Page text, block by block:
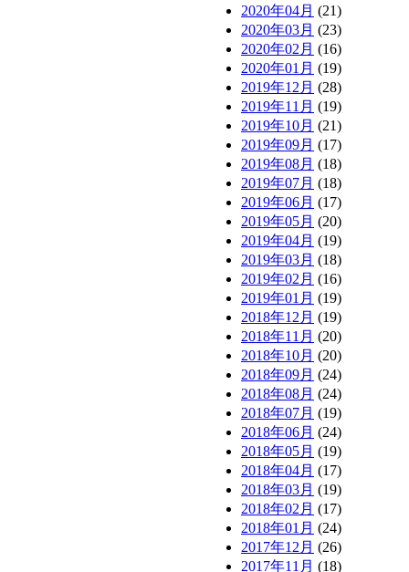
2020年04月 (21)
2020年03月 (23)
2020年02月 (16)
2020年01月 (19)
2019年12月 (28)
2019年11月 (19)
2019年10月 (21)
2019年09月 (17)
2019年08月 (18)
2019年07月 (18)
2019年06月 (17)
2019年05月 (20)
2019年04月 (19)
2019年03月 (18)
2019年02月 (16)
2019年01月 (19)
2018年12月 (19)
2018年11月 (20)
2018年10月 (20)
2018年09月 (24)
2018年08月 (24)
2018年07月 (19)
2018年06月 (24)
2018年05月 (19)
2018年04月 (17)
2018年03月 (19)
2018年02月 (17)
2018年01月 (24)
2017年12月 (26)
2017年11月 (18)